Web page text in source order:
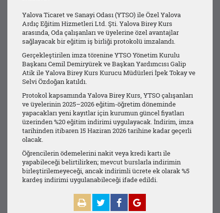
Yalova Ticaret ve Sanayi Odası (YTSO) ile Özel Yalova
Ardıç Eğitim Hizmetleri Ltd. Şti. Yalova Birey Kurs
arasında, Oda çalışanları ve üyelerine özel avantajlar
sağlayacak bir eğitim iş birliği protokolü imzalandı.
Gerçekleştirilen imza törenine YTSO Yönetim Kurulu
Başkanı Cemil Demiryürek ve Başkan Yardımcısı Galip
Atik ile Yalova Birey Kurs Kurucu Müdürleri İpek Tokay ve
Selvi Özdoğan katıldı.
Protokol kapsamında Yalova Birey Kurs, YTSO çalışanları
ve üyelerinin 2025–2026 eğitim-öğretim döneminde
yapacakları yeni kayıtlar için kurumun güncel fiyatları
üzerinden %20 eğitim indirimi uygulayacak. İndirim, imza
tarihinden itibaren 15 Haziran 2026 tarihine kadar geçerli
olacak.
Öğrencilerin ödemelerini nakit veya kredi kartı ile
yapabileceği belirtilirken; mevcut burslarla indirimin
birleştirilemeyeceği, ancak indirimli ücrete ek olarak %5
kardeş indirimi uygulanabileceği ifade edildi.